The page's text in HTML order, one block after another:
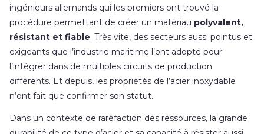
ingénieurs allemands qui les premiers ont trouvé la
procédure permettant de créer un matériau polyvalent,
résistant et fiable. Très vite, des secteurs aussi pointus et
exigeants que l’industrie maritime l’ont adopté pour
l’intégrer dans de multiples circuits de production
différents. Et depuis, les propriétés de l’acier inoxydable
n’ont fait que confirmer son statut.
Dans un contexte de raréfaction des ressources, la grande